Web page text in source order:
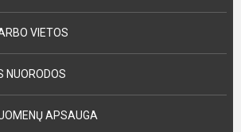
VIETOS
NUORODOS
APSAUGA